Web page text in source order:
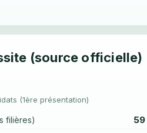
(source officielle)
(1ère présentation)
filières) 59